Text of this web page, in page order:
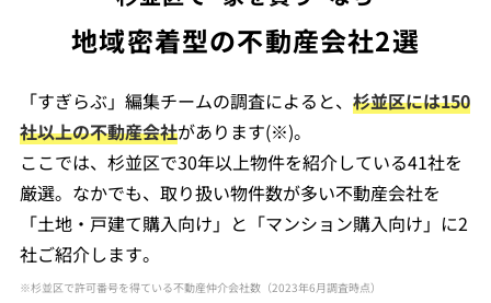
地域密着型の不動産会社2選
「すぎらぶ」編集チームの調査によると、 杉並区には150
社以上の不動産会社があります(※)。
ここでは、杉並区で30年以上物件を紹介している41社を
厳選。なかでも、取り扱い物件数が多い不動産会社を
「土地・戸建て購入向け」と「マンション購入向け」に2
社ご紹介します。
※杉並区で許可番号を得ている不動産仲介会社数（2023年6月調査時点）